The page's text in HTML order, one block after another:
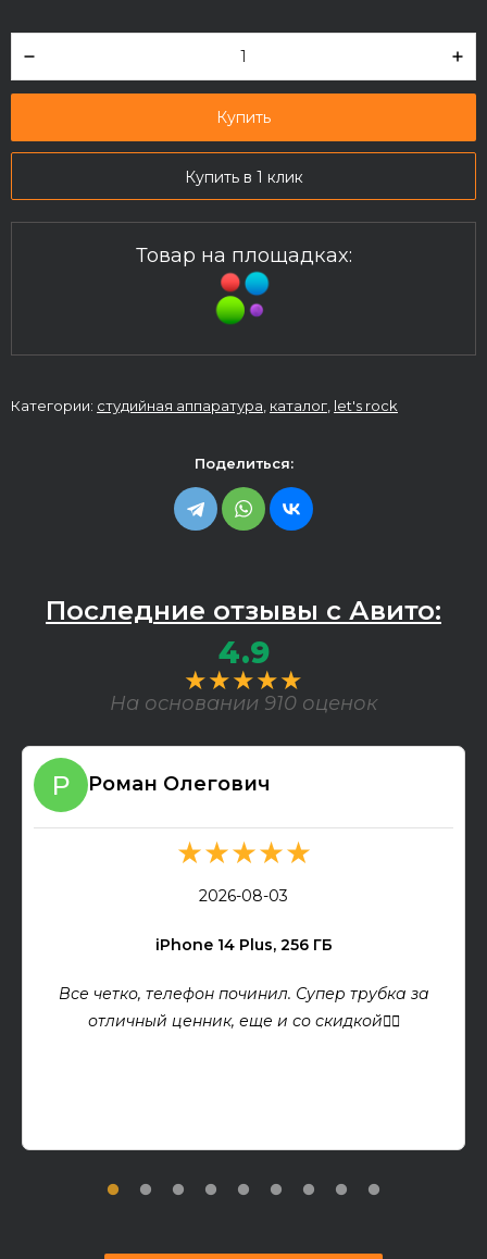
Купить
Купить в 1 клик
Товар на площадках:
Категории: студийная аппаратура каталог let's rock
Поделиться:
Последние отзывы с Авито:
4.9
★★★★★
На основании 910 оценок
Роман Олегович
★★★★★
2026-08-03
iPhone 14 Plus, 256 ГБ
Все четко, телефон починил. Супер трубка за
отличный ценник, еще и со скидкой👍🏻